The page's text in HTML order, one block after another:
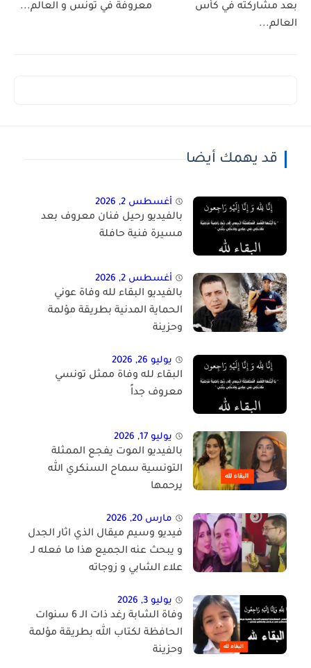
بعد مشاركته في كأس
العالم...
معروفة في تونس و العالم...
قد يهمك أيضا
أغسطس 2, 2026
بالفيديو رحيل فنان معروف بعد
مسيرة فنية حافلة
أغسطس 2, 2026
بالفيديو البقاء لله وفاة عوني
الحماية المدنية بطريقة مؤلمة
وحزينة
يوليو 26, 2026
البقاء لله وفاة ممثل تونسي
معروف جداً
يوليو 17, 2026
بالفيديو الموت يفجع الممثلة
التونسية سماح السنكري الله
يرحمها
مارس 20, 2026
فيديو وسيم ميقال الذي اثار الجدل
و يبحث عنه الجميع هذا ما فعله لـ
علاء الشابي و زوجاته
يوليو 3, 2026
وفاة الشابة رغد ذات الـ 6 سنوات
الحافظة لكتاب الله بطريقة مؤلمة
وحزينة